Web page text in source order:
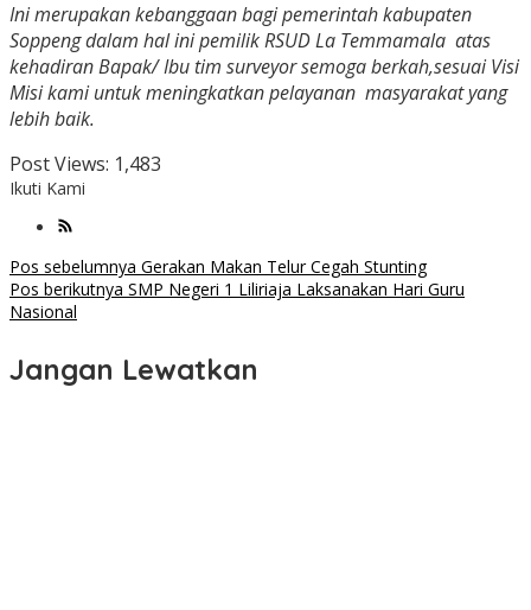
Ini merupakan kebanggaan bagi pemerintah kabupaten
Soppeng dalam hal ini pemilik RSUD La Temmamala atas
kehadiran Bapak/ Ibu tim surveyor semoga berkah,sesuai Visi
Misi kami untuk meningkatkan pelayanan masyarakat yang
lebih baik.
Post Views: 1,483
Ikuti Kami
Navigasi
pos
Pos sebelumnya Gerakan Makan Telur Cegah Stunting
Pos berikutnya SMP Negeri 1 Liliriaja Laksanakan Hari Guru
Nasional
Jangan Lewatkan